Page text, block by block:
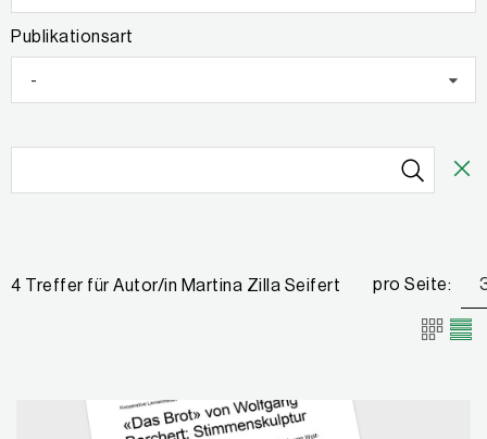
Publikationsart
-
4 Treffer für Autor/in Martina Zilla Seifert pro Seite: